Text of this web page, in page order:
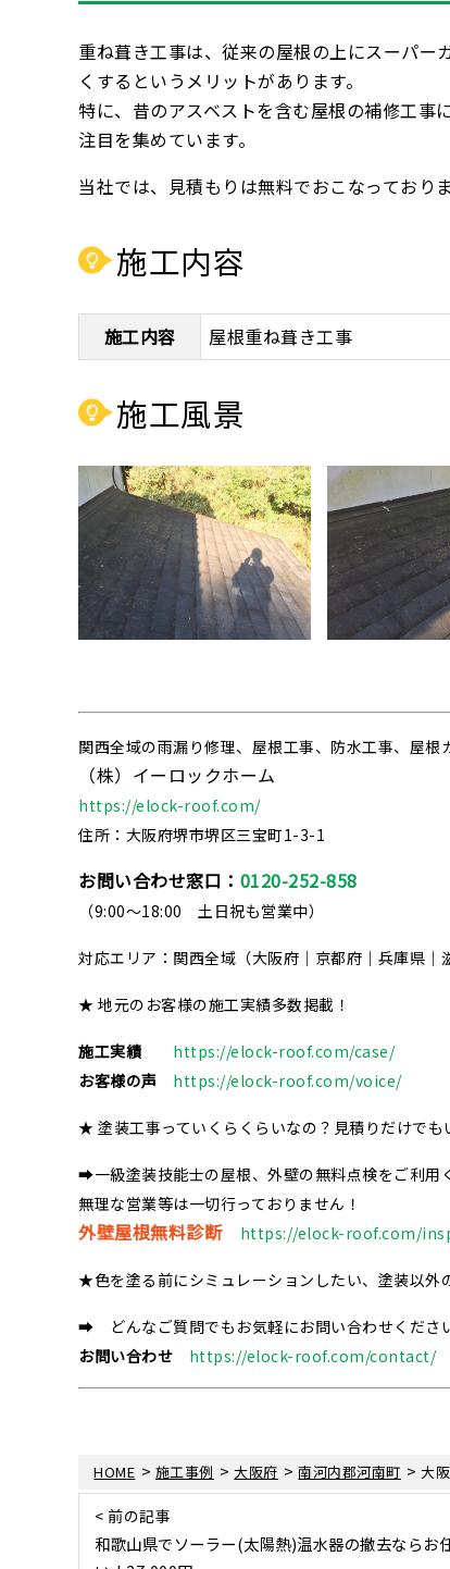
重ね葺き工事は、従来の屋根の上にスーパー
くするというメリットがあります。
特に、昔のアスベストを含む屋根の補修工事
注目を集めています。
当社では、見積もりは無料でおこなっており
施工内容
施工内容 屋根重ね葺き工事
施工風景
関西全域の雨漏り修理、屋根工事、防水工事、屋
（株）イーロックホーム
https://elock-roof.com/
住所：大阪府堺市堺区三宝町1-3-1
お問い合わせ窓口： 0120-252-858
（9:00～18:00 土日祝も営業中）
対応エリア：関西全域（大阪府｜京都府｜兵庫県｜
★ 地元のお客様の施工実績多数掲載！
施工実績
https://elock-roof.com/case/
お客様の声
https://elock-roof.com/voice/
★ 塗装工事っていくらくらいなの？見積りだけでも
➡一級塗装技能士の屋根、外壁の無料点検をご利用
無理な営業等は一切行っておりません！
外壁屋根無料診断 https://elock-roof.com/
★色を塗る前にシミュレーションしたい、塗装以
➡ どんなご質問でもお気軽にお問い合わせくださ
お問い合わせ
https://elock-roof.com/contact/
HOME > 施工事例 >大阪府 >南河内郡河南町 >大
< 前の記事
和歌山県でソーラー(太陽熱)温水器の撤去ならお